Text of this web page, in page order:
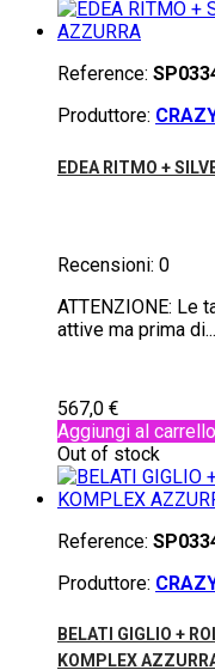
Reference:
Produttore:
EDEA RITMO +
Recensioni: 0
ATTENZIONE: Le
attive ma prima di...
567,0 €
Aggiungi al carrello
Out of stock
Reference:
Produttore:
BELATI GIGLIO +
KOMPLEX